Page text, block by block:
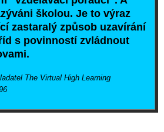
školou. Je to výraz
zastaralý způsob uzavírání
s povinností zvládnout
The Virtual High Learning